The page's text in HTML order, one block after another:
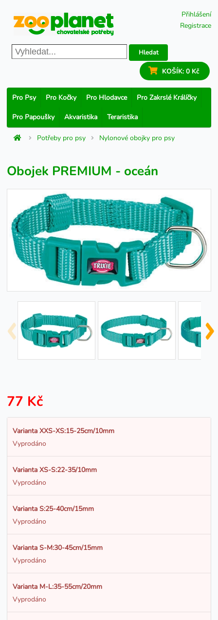
Přihlášení
Registrace
Hledat
KOŠÍK: 0 Kč
Pro Psy Pro Kočky Pro Hlodavce Pro Zakrslé Králíčky
Pro Papoušky Akvaristika Teraristika
Potřeby pro psy Nylonové obojky pro psy
Obojek PREMIUM - oceán
77 Kč
Varianta XXS-XS:15-25cm/10mm
Vyprodáno
Varianta XS-S:22-35/10mm
Vyprodáno
Varianta S:25-40cm/15mm
Vyprodáno
Varianta S-M:30-45cm/15mm
Vyprodáno
Varianta M-L:35-55cm/20mm
Vyprodáno